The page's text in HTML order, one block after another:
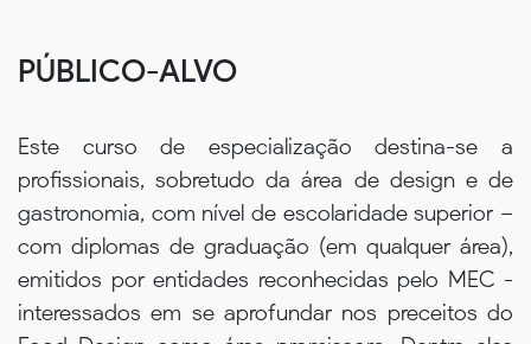
PÚBLICO-ALVO
Este curso de especialização destina-se a
profissionais, sobretudo da área de design e de
gastronomia, com nível de escolaridade superior –
com diplomas de graduação (em qualquer área),
emitidos por entidades reconhecidas pelo MEC -
interessados em se aprofundar nos preceitos do